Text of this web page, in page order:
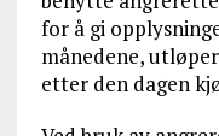
for å gi
månedene,
etter den dagen